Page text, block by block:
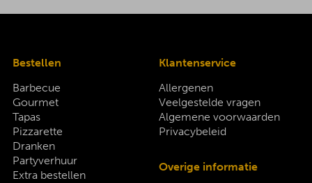
Bestellen
Barbecue
Gourmet
Tapas
Pizzarette
Dranken
Partyverhuur
Extra bestellen
Klantenservice
Allergenen
Veelgestelde vragen
Algemene voorwaarden
Privacybeleid
Overige informatie